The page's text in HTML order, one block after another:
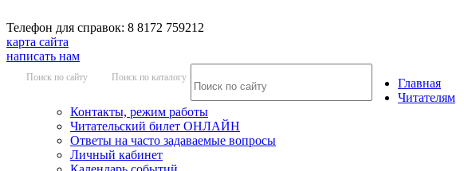
Телефон для справок: 8 8172 759212
карта сайта
написать нам
Поиск по сайту Поиск по каталогу
Главная
Читателям
Контакты, режим работы
Читательский билет ОНЛАЙН
Ответы на часто задаваемые вопросы
Личный кабинет